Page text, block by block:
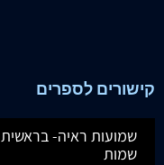
קישורים לספרים
שמועות ראיה- בראשית
שמות